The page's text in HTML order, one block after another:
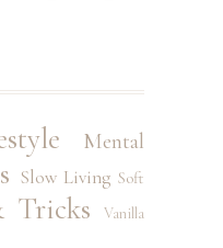
Mental
Slow Living Soft
Tricks
Vanilla